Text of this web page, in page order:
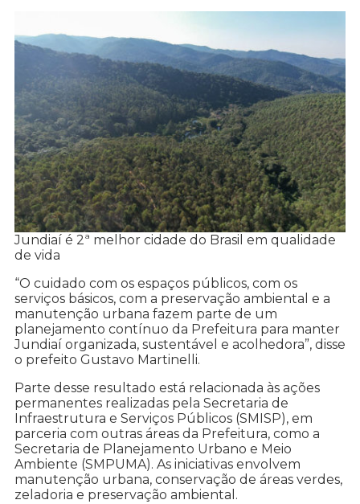
Jundiaí é 2ª melhor cidade do Brasil em qualidade
de vida
“O cuidado com os espaços públicos, com os
serviços básicos, com a preservação ambiental e a
manutenção urbana fazem parte de um
planejamento contínuo da Prefeitura para manter
Jundiaí organizada, sustentável e acolhedora”, disse
o prefeito Gustavo Martinelli.
Parte desse resultado está relacionada às ações
permanentes realizadas pela Secretaria de
Infraestrutura e Serviços Públicos (SMISP), em
parceria com outras áreas da Prefeitura, como a
Secretaria de Planejamento Urbano e Meio
Ambiente (SMPUMA). As iniciativas envolvem
manutenção urbana, conservação de áreas verdes,
zeladoria e preservação ambiental.